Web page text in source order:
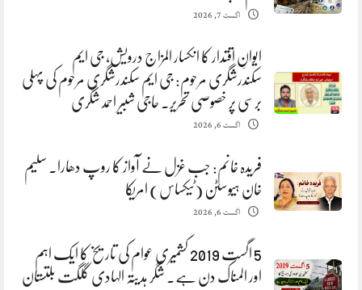
اگست 7, 2026
ایوانِ اقتدار کا انکسار المزاج درویش، جی ایم
سکندرشگری مرحوم: جی ایم سکندرشگری مرحوم کی پہلی
برسی پر خصوصی تحریر. حاجی شبیر احمد شگری
اگست 6, 2026
فریدہ خانم: جب غزل نے آواز کا روپ دھارا. سلیم
خان ہیوسٹن (ٹیکساس) امریکا
اگست 6, 2026
5 اگست 2019 کشمیری عوام کی تاریخ کا ایک اہم
اور المناک دن ہے. شگر ہدیتہ الہادی گلگت بلتستان